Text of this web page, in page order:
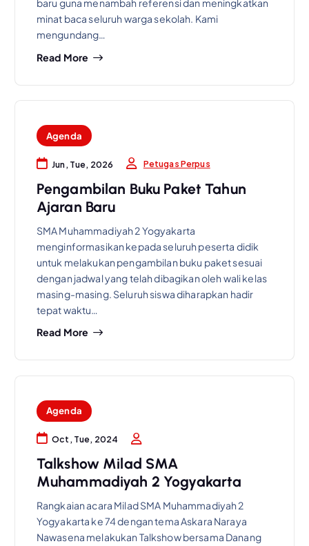
baru guna menambah referensi dan meningkatkan
minat baca seluruh warga sekolah. Kami
mengundang…
Read More
Agenda
Jun, Tue, 2026 Petugas Perpus
Pengambilan Buku Paket Tahun
Ajaran Baru
SMA Muhammadiyah 2 Yogyakarta
menginformasikan kepada seluruh peserta didik
untuk melakukan pengambilan buku paket sesuai
dengan jadwal yang telah dibagikan oleh wali kelas
masing-masing. Seluruh siswa diharapkan hadir
tepat waktu…
Read More
Agenda
Oct, Tue, 2024
Talkshow Milad SMA
Muhammadiyah 2 Yogyakarta
Rangkaian acara Milad SMA Muhammadiyah 2
Yogyakarta ke 74 dengan tema Askara Naraya
Nawasena melakukan Talkshow bersama Danang